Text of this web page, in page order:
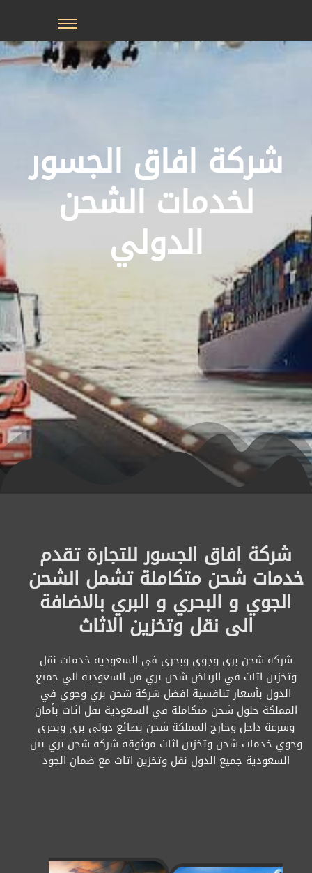
المحتوى
شركة افاق الجسور
لخدمات الشحن
الدولي
شركة افاق الجسور للتجارة تقدم
خدمات شحن متكاملة تشمل الشحن
الجوي و البحري و البري بالاضافة
الى نقل وتخزين الاثاث
شركة شحن بري وجوي وبحري في السعودية خدمات نقل
وتخزين اثاث في الرياض شحن بري من السعودية الي جميع
الدول بأسعار تنافسية افضل شركة شحن بري وجوي في
المملكة حلول شحن متكاملة في السعودية نقل اثاث بأمان
وسرعة داخل وخارج المملكة شحن بضائع دولي بري وبحري
وجوي خدمات شحن وتخزين اثاث موثوقة شركة شحن بري بين
السعودية جميع الدول نقل وتخزين اثاث مع ضمان الجود